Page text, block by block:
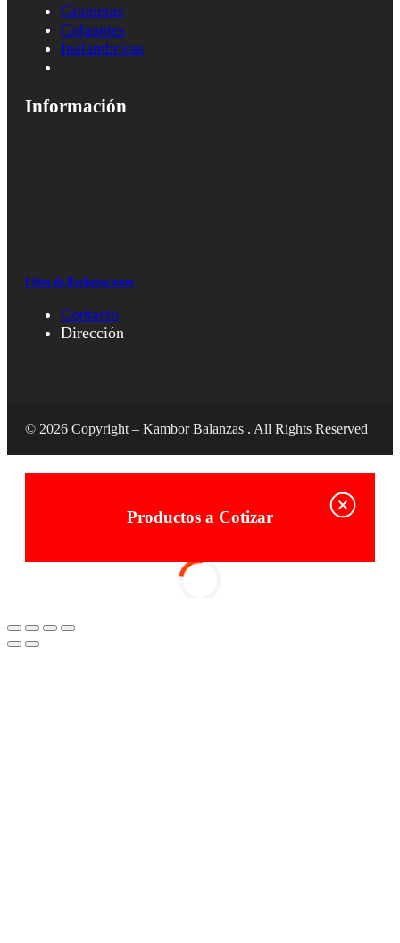
Grameras
Colgantes
Inalambricas
Información
Libro de Reclamaciones
Contacto
Dirección
© 2026 Copyright – Kambor Balanzas . All Rights Reserved
Productos a Cotizar